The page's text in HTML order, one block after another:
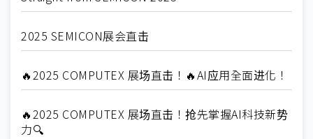
2025 SEMICON展会直击
🔥2025 COMPUTEX 展场直击！🔥AI应用全面进化！
🔥2025 COMPUTEX 展场直击！抢先掌握AI科技新势
力🔍